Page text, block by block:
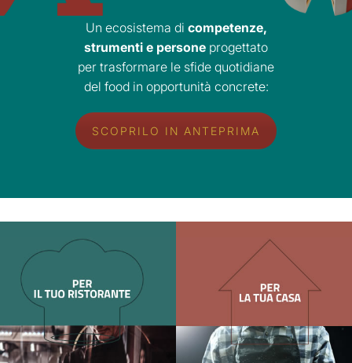
Un ecosistema di competenze,
strumenti e persone progettato
per trasformare le sfide quotidiane
del food in opportunità concrete:
SCOPRILO IN ANTEPRIMA